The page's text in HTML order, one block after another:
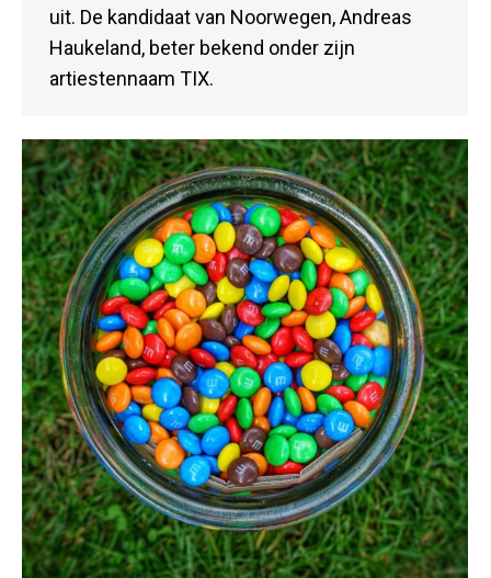
uit. De kandidaat van Noorwegen, Andreas
Haukeland, beter bekend onder zijn
artiestennaam TIX.